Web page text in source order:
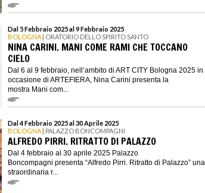
Dal 5 Febbraio 2025 al 9 Febbraio 2025
BOLOGNA | ORATORIO DELLO SPIRITO SANTO
NINA CARINI. MANI COME RAMI CHE TOCCANO
CIELO
Dal 6 al 9 febbraio, nell’ambito di ART CITY Bologna 2025 in
occasione di ARTEFIERA, Nina Carini presenta la
mostra Mani com...
Dal 4 Febbraio 2025 al 30 Aprile 2025
BOLOGNA | PALAZZO BONCOMPAGNI
ALFREDO PIRRI. RITRATTO DI PALAZZO
Dal 4 febbraio al 30 aprile 2025 Palazzo
Boncompagni presenta “Alfredo Pirri. Ritratto di Palazzo” una
straordinaria r...